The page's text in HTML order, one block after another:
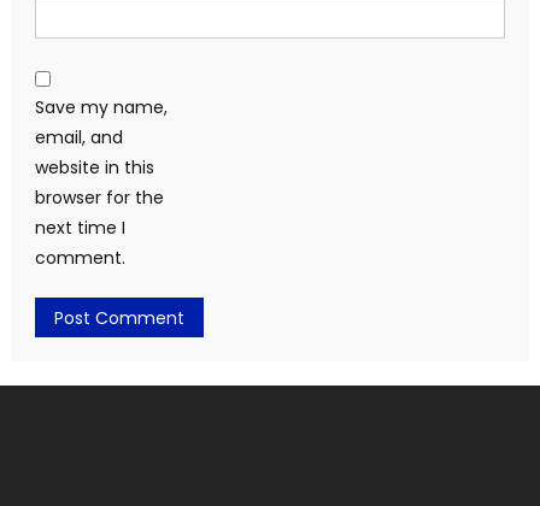
Save my name,
email, and
website in this
browser for the
next time I
comment.